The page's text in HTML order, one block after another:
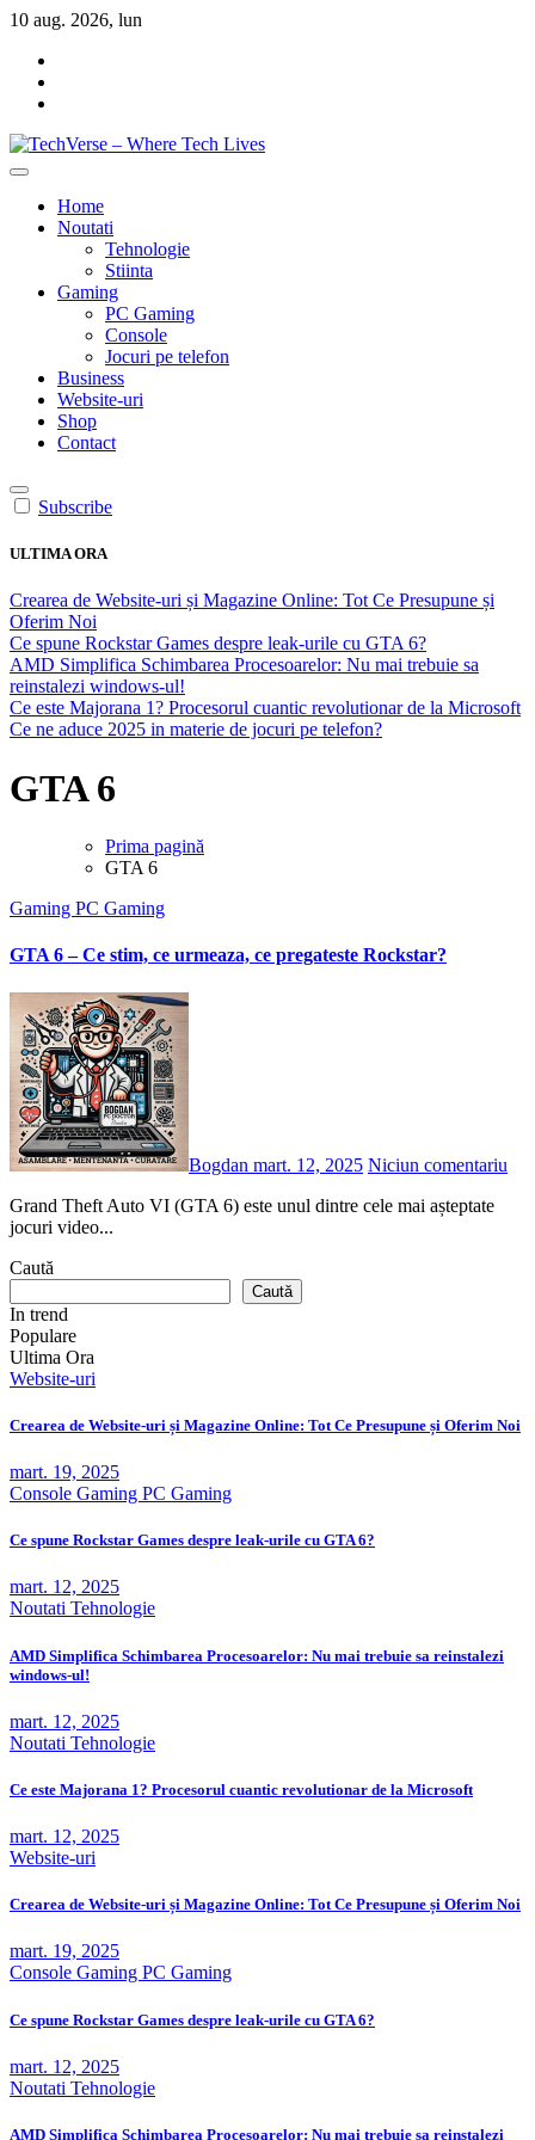
Sari
conținut
10 aug. 2026, lun
Home
Noutati
Tehnologie
Stiinta
Gaming
PC Gaming
Console
Jocuri pe telefon
Business
Website-uri
Shop
Contact
Subscribe
ULTIMA ORA
Crearea de Website-uri și Magazine Online: Tot Ce Presupune și
Oferim Noi
Ce spune Rockstar Games despre leak-urile cu GTA 6?
AMD Simplifica Schimbarea Procesoarelor: Nu mai trebuie sa
reinstalezi windows-ul!
Ce este Majorana 1? Procesorul cuantic revolutionar de la Microsoft
Ce ne aduce 2025 in materie de jocuri pe telefon?
GTA 6
Prima pagină
GTA 6
Gaming PC Gaming
GTA 6 – Ce stim, ce urmeaza, ce pregateste Rockstar?
Bogdan mart. 12, 2025 Niciun comentariu
Grand Theft Auto VI (GTA 6) este unul dintre cele mai așteptate
jocuri video...
Caută
Caută
In trend
Populare
Ultima Ora
Website-uri
Crearea de Website-uri și Magazine Online: Tot Ce Presupune și Oferim Noi
mart. 19, 2025
Console Gaming PC Gaming
Ce spune Rockstar Games despre leak-urile cu GTA 6?
mart. 12, 2025
Noutati Tehnologie
AMD Simplifica Schimbarea Procesoarelor: Nu mai trebuie sa reinstalezi
windows-ul!
mart. 12, 2025
Noutati Tehnologie
Ce este Majorana 1? Procesorul cuantic revolutionar de la Microsoft
mart. 12, 2025
Website-uri
Crearea de Website-uri și Magazine Online: Tot Ce Presupune și Oferim Noi
mart. 19, 2025
Console Gaming PC Gaming
Ce spune Rockstar Games despre leak-urile cu GTA 6?
mart. 12, 2025
Noutati Tehnologie
AMD Simplifica Schimbarea Procesoarelor: Nu mai trebuie sa reinstalezi